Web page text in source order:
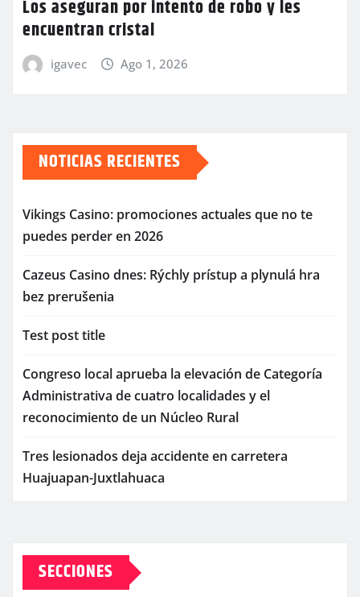
Los aseguran por intento de robo y les
encuentran cristal
igavec Ago 1, 2026
NOTICIAS RECIENTES
Vikings Casino: promociones actuales que no te
puedes perder en 2026
Cazeus Casino dnes: Rýchly prístup a plynulá hra
bez prerušenia
Test post title
Congreso local aprueba la elevación de Categoría
Administrativa de cuatro localidades y el
reconocimiento de un Núcleo Rural
Tres lesionados deja accidente en carretera
Huajuapan-Juxtlahuaca
SECCIONES